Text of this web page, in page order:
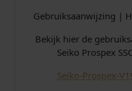
Gebruiksaanwijzing |
Bekijk hier de
Seiko Prospex
Seiko-Prospex-